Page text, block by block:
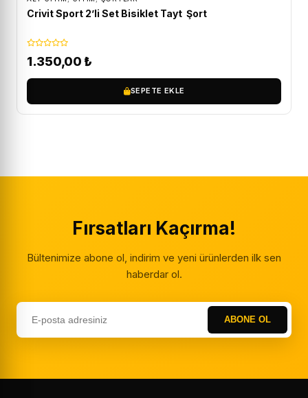
Crivit Sport 2’li Set Bisiklet Tayt Şort
1.350,00 ₺
SEPETE EKLE
Fırsatları Kaçırma!
Bültenimize abone ol, indirim ve yeni ürünlerden ilk sen
haberdar ol.
ABONE OL